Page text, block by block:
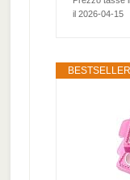
il 2026-04-15